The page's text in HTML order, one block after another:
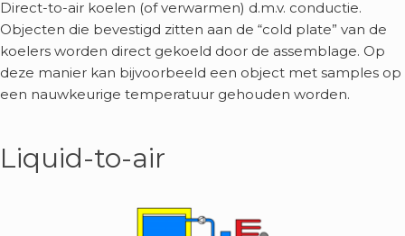
Direct-to-air koelen (of verwarmen) d.m.v. conductie.
Objecten die bevestigd zitten aan de “cold plate” van de
koelers worden direct gekoeld door de assemblage. Op
deze manier kan bijvoorbeeld een object met samples op
een nauwkeurige temperatuur gehouden worden.
Liquid-to-air